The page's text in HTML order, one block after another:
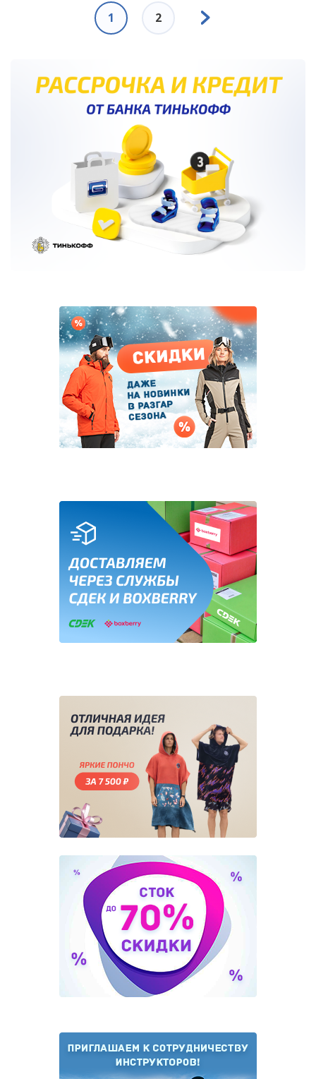
Текущая
1 Page
2
Следующая
страница